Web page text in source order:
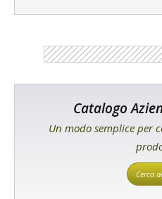
Catalogo
Un modo semplice per
Cerca